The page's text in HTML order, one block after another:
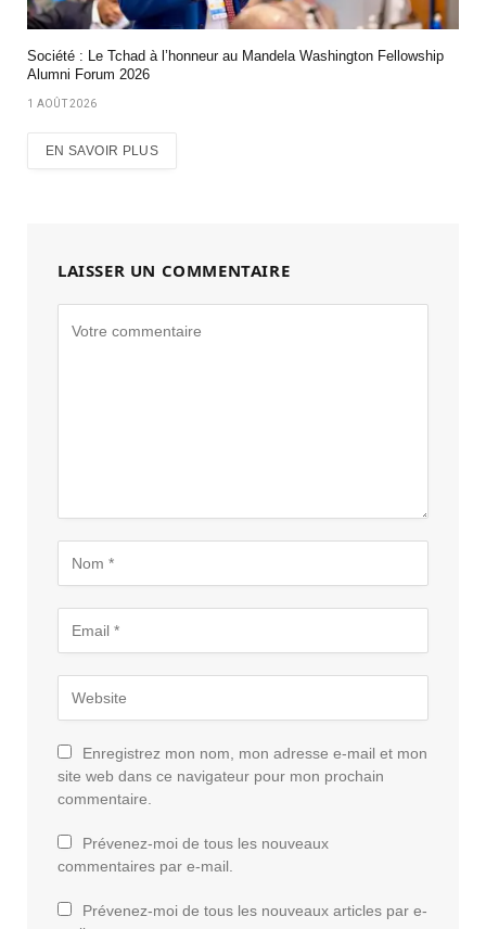
Société : Le Tchad à l’honneur au Mandela Washington Fellowship
Alumni Forum 2026
1 AOÛT 2026
EN SAVOIR PLUS
LAISSER UN COMMENTAIRE
Enregistrez mon nom, mon adresse e-mail et mon
site web dans ce navigateur pour mon prochain
commentaire.
Prévenez-moi de tous les nouveaux
commentaires par e-mail.
Prévenez-moi de tous les nouveaux articles par e-